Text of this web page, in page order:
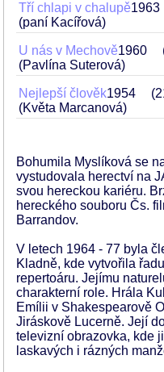
Tří chlapi v chalupě1963
(paní Kacířová)
U nás v Mechově1960
(Pavlína Suterová)
Nejlepší člověk1954
(Květa Marcanová)
Bohumila Myslíková se
vystudovala herectví na
svou hereckou kariéru.
hereckého souboru Čs.
Barrandov.
V letech 1964 - 77 byla
Kladně, kde vytvořila
repertoáru. Jejímu
charakterní role. Hrála
Emílii v Shakespearově
Jiráskově Lucerně. Její
televizní obrazovka, kde
laskavých i rázných